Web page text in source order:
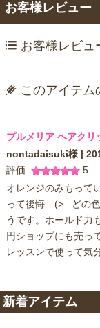
お客様レビュー
お客様レビュ
このアイテム
プルメリア ヘアク
nontadaisuki様 |
評価:
5
オレンジのみもって
って後悔…(>_ どの
うです。ホールド力
円ショップにも売っ
レッスンで使って気
新着アイテム